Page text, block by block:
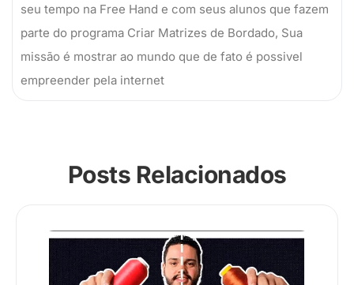
seu tempo na Free Hand e com seus alunos que fazem
parte do programa Criar Matrizes de Bordado, Sua
missão é mostrar ao mundo que de fato é possivel
empreender pela internet
Posts Relacionados